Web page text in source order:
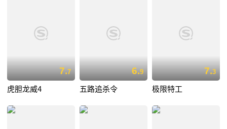
7.7
虎胆龙威4
6.9
五路追杀令
7.3
极限特工